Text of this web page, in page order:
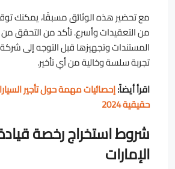
مع تحضير هذه الوثائق مسبقًا، يمكنك
من التعقيدات وأسرع. تأكد من التحقق
المستندات وتجهيزها قبل التوجه إلى شركة
تجربة سلسة وخالية من أي تأخير.
اقرأ أيضاً:إحصائيات مهمة حول تأجير
حقيقية 2024
شروط استخراج رخصة
الإمارات